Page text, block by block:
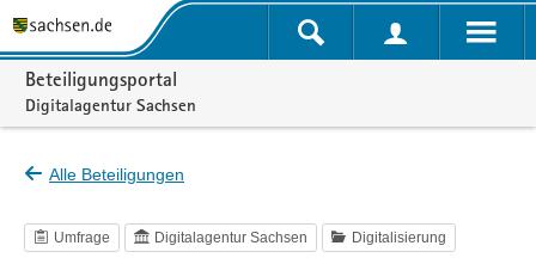
Portalnavigation
Beteiligungsportal
Digitalagentur Sachsen
Alle Beteiligungen
Umfrage Digitalagentur Sachsen Digitalisierung